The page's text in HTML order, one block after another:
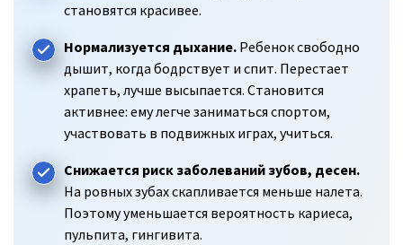
становятся красивее.
Нормализуется дыхание. Ребенок свободно
дышит, когда бодрствует и спит. Перестает
храпеть, лучше высыпается. Становится
активнее: ему легче заниматься спортом,
участвовать в подвижных играх, учиться.
Снижается риск заболеваний зубов, десен.
На ровных зубах скапливается меньше налета.
Поэтому уменьшается вероятность кариеса,
пульпита, гингивита.